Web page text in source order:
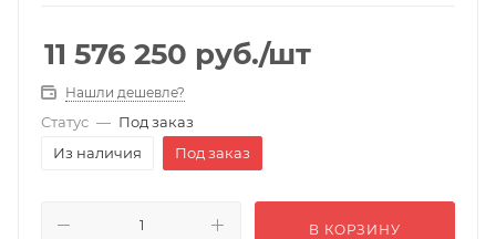
11 576 250 руб./шт
Нашли дешевле?
Статус — Под заказ
Из наличия
Под заказ
В КОРЗИНУ